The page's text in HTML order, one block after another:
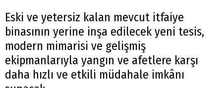
Eski ve yetersiz kalan mevcut itfaiye
binasının yerine inşa edilecek yeni tesis,
modern mimarisi ve gelişmiş
ekipmanlarıyla yangın ve afetlere karşı
daha hızlı ve etkili müdahale imkânı